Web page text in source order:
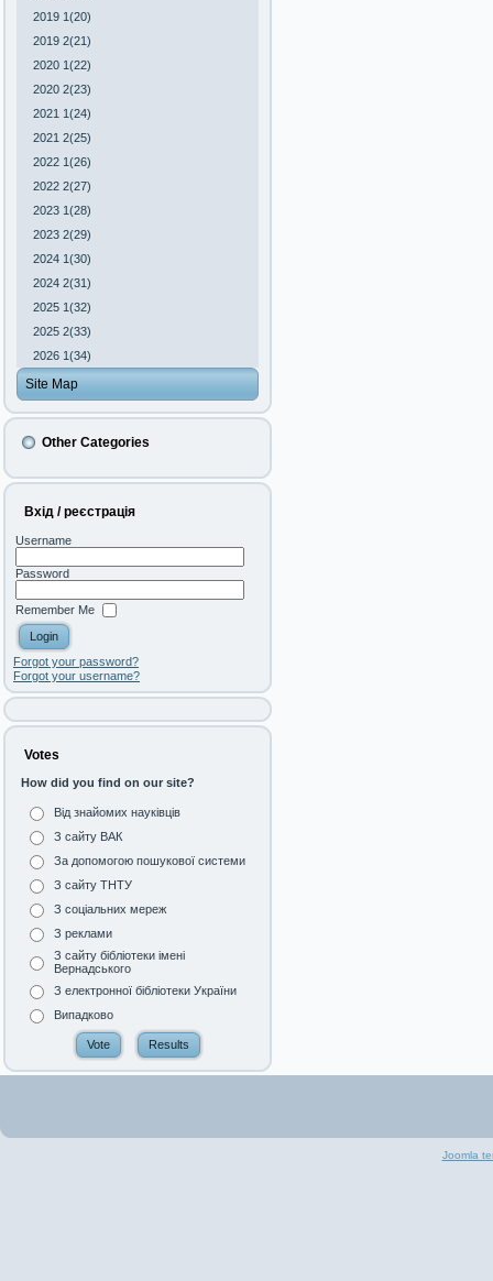
2019 1(20)
2019 2(21)
2020 1(22)
2020 2(23)
2021 1(24)
2021 2(25)
2022 1(26)
2022 2(27)
2023 1(28)
2023 2(29)
2024 1(30)
2024 2(31)
2025 1(32)
2025 2(33)
2026 1(34)
Site Map
Other Categories
Вхід / реєстрація
Username
Password
Remember Me
Forgot your password?
Forgot your username?
Votes
How did you find on our site?
Від знайомих науківців
З сайту ВАК
За допомогою пошукової системи
З сайту ТНТУ
З соціальних мереж
З реклами
З сайту бібліотеки імені
Вернадського
З електронної бібліотеки України
Випадково
Joomla